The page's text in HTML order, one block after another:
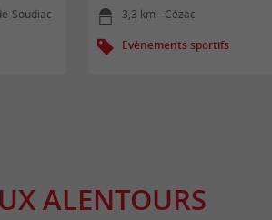
Soudiac 3,3 km - Cézac
Evènements sportifs
ALENTOURS